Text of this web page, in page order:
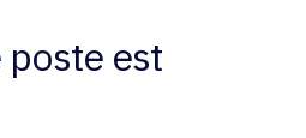
poste est